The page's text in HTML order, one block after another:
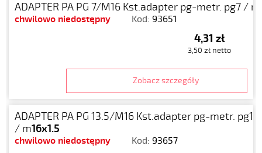
ADAPTER PA PG 7/M16 Kst.adapter pg-metr. pg7 / m
chwilowo niedostępny Kod: 93651
4,31 zł
3,50 zł netto
Zobacz szczegóły
ADAPTER PA PG 13.5/M16 Kst.adapter pg-metr.
/ m16x1.5
chwilowo niedostępny Kod: 93657